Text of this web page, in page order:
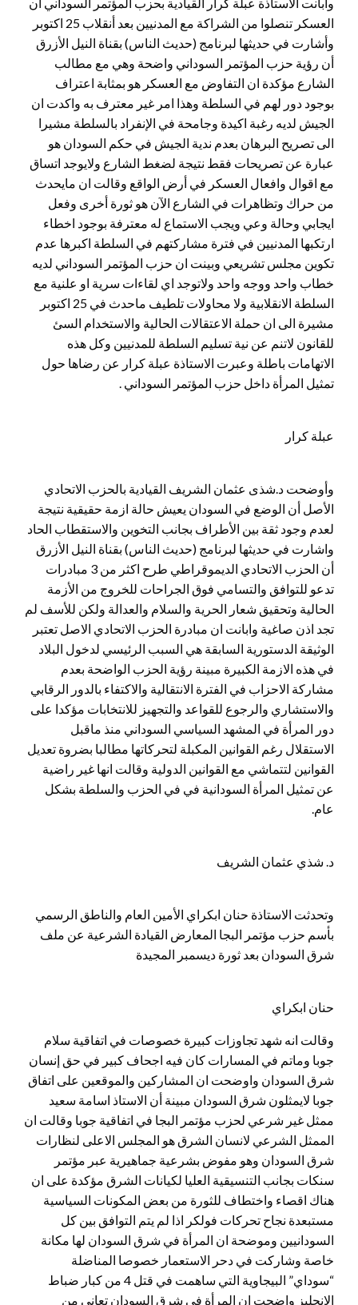
العسكر تنصلوا من الشراكة مع المدنيين بعد أنقلاب 25 اكتوبر
وأشارت في حديثها لبرنامج (حديث الناس) بقناة النيل الأزرق
أن رؤية حزب المؤتمر السوداني واضحة وهي مع مطالب
الشارع مؤكدة ان التفاوض مع العسكر هو بمثابة اعتراف
بوجود دور لهم في السلطة وهذا امر غير معترف به واكدت ان
الجيش لديه رغبة اكيدة وجامحة في الإنفراد بالسلطة مشيرا
الى تصريح البرهان بعدم ندية الجيش في حكم السودان هو
عبارة عن تصريحات فقط نتيجة لضغط الشارع ولايوجد اتساق
مع اقوال وافعال العسكر في أرض الواقع وقالت ان مايحدث
من حراك وتظاهرات في الشارع الآن هو ثورة أخرى وفعل
ايجابي وحالة وعي ويجب الاستماع له معترفة بوجود اخطاء
ارتكبها المدنيين في فترة مشاركتهم في السلطة اكبرها عدم
تكوين مجلس تشريعي وبينت ان حزب المؤتمر السوداني لديه
خطاب واحد ووجه واحد ولاتوجد اي لقاءات سرية او علنية مع
السلطة الانقلابية ولا محاولات تلطيف ماحدث في 25 اكتوبر
مشيرة الى ان حملة الاعتقالات الحالية والاستخدام السئ
للقانون لاتنم عن نية تسليم السلطة للمدنيين وكل هذه
الاتهامات باطلة وعبرت الاستاذة عبلة كرار عن رضاها حول
تمثيل المرأة داخل حزب المؤتمر السوداني .
عبلة كرار
وأوضحت د.شذى عثمان الشريف القيادية بالحزب الاتحادي
الأصل أن الوضع في السودان يعيش حالة ازمة حقيقية نتيجة
لعدم وجود ثقة بين الأطراف بجانب التخوين والاستقطاب الحاد
واشارت في حديثها لبرنامج (حديث الناس) بقناة النيل الأزرق
أن الحزب الاتحادي الديموقراطي طرح اكثر من 3 مبادرات
تدعو للتوافق والتسامي فوق الجراحات للخروج من الأزمة
الحالية وتحقيق شعار الحرية والسلام والعدالة ولكن للأسف لم
تجد اذن صاغية وابانت ان مبادرة الحزب الاتحادي الاصل تعتبر
الوثيقة الدستورية السابقة هي السبب الرئيسي لدخول البلاد
في هذه الازمة الكبيرة مبينة رؤية الحزب الواضحة بعدم
مشاركة الاحزاب في الفترة الانتقالية والاكتفاء بالدور الرقابي
والاستشاري والرجوع للقواعد والتجهيز للانتخابات مؤكدا على
دور المرأة في المشهد السياسي السوداني منذ ماقبل
الاستقلال رغم القوانين المكبلة لتحركاتها مطالبا بضروة تعديل
القوانين لتتماشي مع القوانين الدولية وقالت انها غير راضية
عن تمثيل المرأة السودانية في في الحزب والسلطة بشكل
عام.
د. شذي عثمان الشريف
وتحدثت الاستاذة حنان ابكراي الأمين العام والناطق الرسمي
بأسم حزب مؤتمر البجا المعارض القيادة الشرعية عن ملف
شرق السودان بعد ثورة ديسمبر المجيدة
حنان ابكراي
وقالت انه شهد تجاوزات كبيرة خصوصات في اتفاقية سلام
جوبا وماتم في المسارات كان فيه اجحاف كبير في حق إنسان
شرق السودان واوضحت ان المشاركين والموقعين على اتفاق
جوبا لايمثلون شرق السودان مبينة أن الاستاذ اسامة سعيد
ممثل غير شرعي لحزب مؤتمر البجا في اتفاقية جوبا وقالت ان
الممثل الشرعي لانسان الشرق هو المجلس الاعلى لنظارات
شرق السودان وهو مفوض بشرعية جماهيرية عبر مؤتمر
سنكات بجانب التنسيقية العليا لكيانات الشرق مؤكدة على ان
هناك اقصاء واختطاف للثورة من بعض المكونات السياسية
مستبعدة نجاح تحركات فولكر اذا لم يتم التوافق بين كل
السودانيين وموضحة ان المرأة في شرق السودان لها مكانة
خاصة وشاركت في دحر الاستعمار خصوصا المناضلة
“سوداي” البيجاوية التي ساهمت في قتل 4 من كبار ضباط
الانجليز واضحت ان المرأة في شرق السودان تعاني من